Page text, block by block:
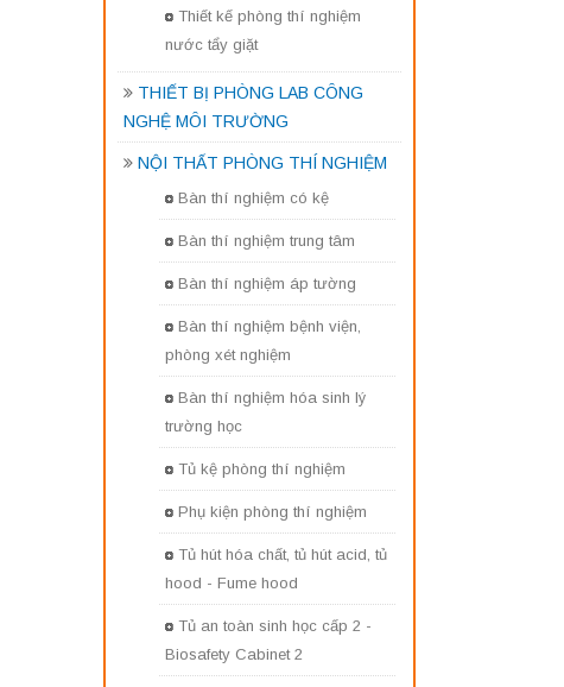
Thiết kế phòng thí nghiệm
nước tẩy giặt
THIẾT BỊ PHÒNG LAB CÔNG
NGHỆ MÔI TRƯỜNG
NỘI THẤT PHÒNG THÍ NGHIỆM
Bàn thí nghiệm có kệ
Bàn thí nghiệm trung tâm
Bàn thí nghiệm áp tường
Bàn thí nghiệm bệnh viện,
phòng xét nghiệm
Bàn thí nghiệm hóa sinh lý
trường học
Tủ kệ phòng thí nghiệm
Phụ kiện phòng thí nghiệm
Tủ hút hóa chất, tủ hút acid, tủ
hood - Fume hood
Tủ an toàn sinh học cấp 2 -
Biosafety Cabinet 2